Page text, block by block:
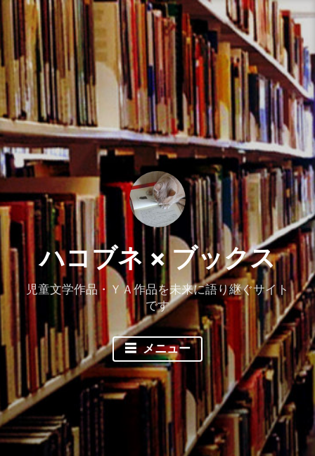
コ
ン
テ
ツ
へ
ス
キ
ッ
プ
ハコブネ × ブックス
児童文学作品・ＹＡ作品を未来に語り継ぐサイト
です
メニュー